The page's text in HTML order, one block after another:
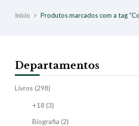
Início Produtos marcados com a tag
Departamentos
Livros (298)
+18 (3)
Biografia (2)